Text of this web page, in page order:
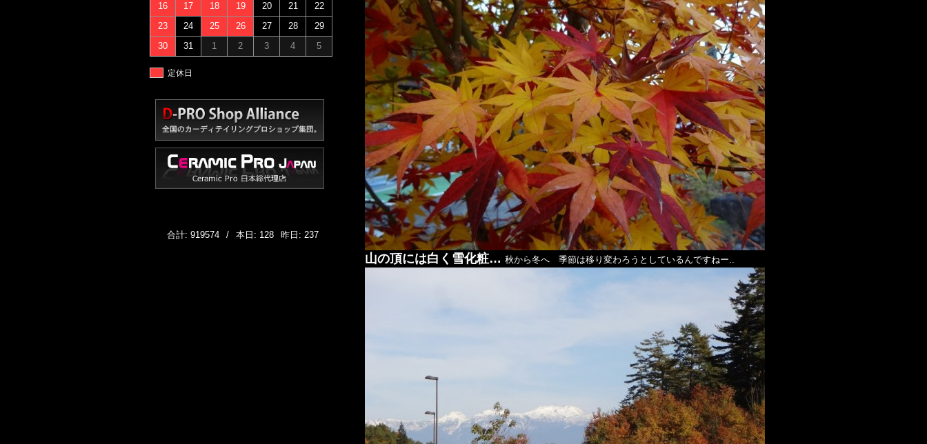
山の頂には白く雪化粧… 秋から冬へ 季節は移り変わろうとしているんですねー..
16
17 18 19 20 21
22
23
24 25 26 27 28
29
30
31 1 2 3 4 5
定休日
合計: 919574 / 本日: 128 昨日: 237